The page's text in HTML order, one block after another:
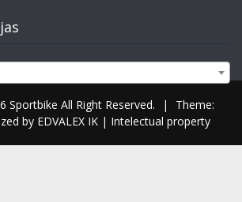
Sportbike All Right Reserved. |
Theme:
by EDVALEX IK | Intelectual property